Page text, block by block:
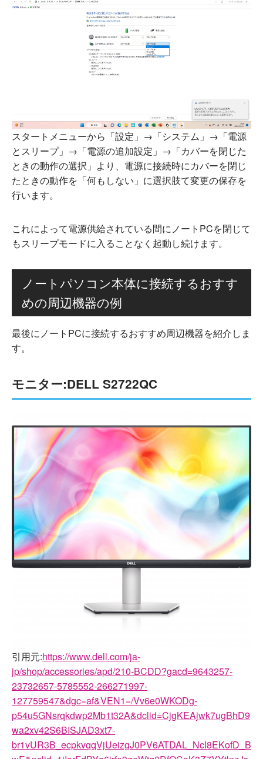
スタートメニューから「設定」→「システム」→「電源
とスリープ」→「電源の追加設定」→「カバーを閉じた
ときの動作の選択」より、電源に接続時にカバーを閉じ
たときの動作を「何もしない」に選択肢て変更の保存を
行います。
これによって電源供給されている間にノートPCを閉じて
もスリープモードに入ることなく起動し続けます。
ノートパソコン本体に接続するおすす
めの周辺機器の例
最後にノートPCに接続するおすすめ周辺機器を紹介しま
す。
モニター:DELL S2722QC
引用元:https://www.dell.com/ja-
jp/shop/accessories/apd/210-BCDD?gacd=9643257-
23732657-5785552-266271997-
127759547&dgc=af&VEN1=/Vv6e0WKODg-
p54u5GNsrqkdwp2Mb1t32A&dclid=CjgKEAjwk7ugBhD9
wa2xv42S6BISJAD3xt7-
br1vUR3B_ecpkvqqVjUeizgJ0PV6ATDAL_NcI8EKofD_B